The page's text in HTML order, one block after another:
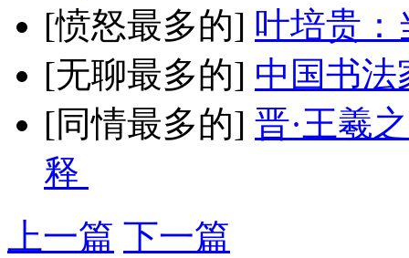
[愤怒最多的] 叶培贵：
[无聊最多的] 中国书法
[同情最多的] 晋·王羲
释
上一篇 下一篇